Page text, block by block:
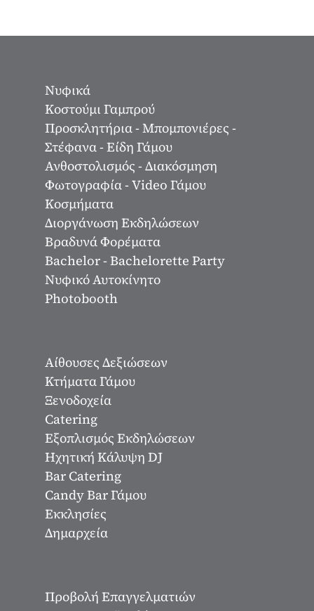
Νυφικά
Κοστούμι Γαμπρού
Προσκλητήρια - Μπομπονιέρες -
Στέφανα - Είδη Γάμου
Ανθοστολισμός - Διακόσμηση
Φωτογραφία - Video Γάμου
Κοσμήματα
Διοργάνωση Εκδηλώσεων
Βραδυνά Φορέματα
Bachelor - Bachelorette Party
Νυφικό Αυτοκίνητο
Photobooth
Αίθουσες Δεξιώσεων
Κτήματα Γάμου
Ξενοδοχεία
Catering
Εξοπλισμός Εκδηλώσεων
Ηχητική Κάλυψη DJ
Bar Catering
Candy Bar Γάμου
Εκκλησίες
Δημαρχεία
Προβολή Επαγγελματιών